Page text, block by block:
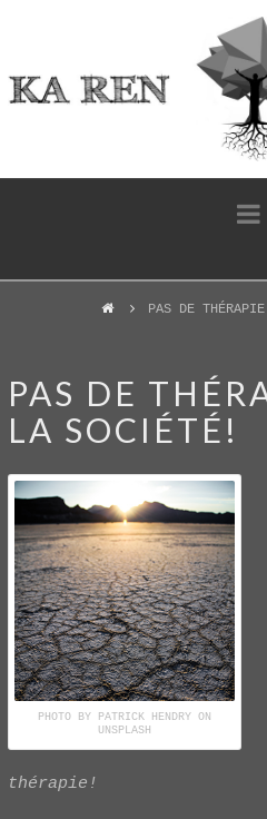
PAS DE
PAS DE
LA SOCIÉTÉ!
PHOTO BY PATRICK HENDRY ON
UNSPLASH
thérapie!